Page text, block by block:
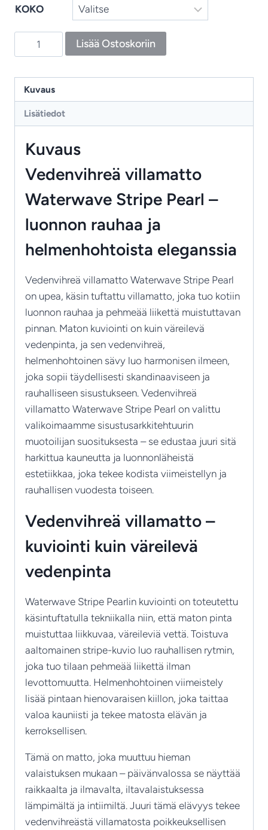
KOKO
Waterwave
Stripe
villamatto,
aaltoileva
ajaton
matto
määrä
Lisää Ostoskoriin
Kuvaus
Lisätiedot
Kuvaus
Vedenvihreä villamatto
Waterwave Stripe Pearl –
luonnon rauhaa ja
helmenhohtoista eleganssia
Vedenvihreä villamatto Waterwave Stripe Pearl
on upea, käsin tuftattu villamatto, joka tuo kotiin
luonnon rauhaa ja pehmeää liikettä muistuttavan
pinnan. Maton kuviointi on kuin väreilevä
vedenpinta, ja sen vedenvihreä,
helmenhohtoinen sävy luo harmonisen ilmeen,
joka sopii täydellisesti skandinaaviseen ja
rauhalliseen sisustukseen. Vedenvihreä
villamatto Waterwave Stripe Pearl on valittu
valikoimaamme sisustusarkkitehtuurin
muotoilijan suosituksesta – se edustaa juuri sitä
harkittua kauneutta ja luonnonläheistä
estetiikkaa, joka tekee kodista viimeistellyn ja
rauhallisen vuodesta toiseen.
Vedenvihreä villamatto –
kuviointi kuin väreilevä
vedenpinta
Waterwave Stripe Pearlin kuviointi on toteutettu
käsintuftatulla tekniikalla niin, että maton pinta
muistuttaa liikkuvaa, väreileviä vettä. Toistuva
aaltomainen stripe-kuvio luo rauhallisen rytmin,
joka tuo tilaan pehmeää liikettä ilman
levottomuutta. Helmenhohtoinen viimeistely
lisää pintaan hienovaraisen kiillon, joka taittaa
valoa kauniisti ja tekee matosta elävän ja
kerroksellisen.
Tämä on matto, joka muuttuu hieman
valaistuksen mukaan – päivänvalossa se näyttää
raikkaalta ja ilmavalta, iltavalaistuksessa
lämpimältä ja intiimiltä. Juuri tämä elävyys tekee
vedenvihreästä villamatosta poikkeuksellisen